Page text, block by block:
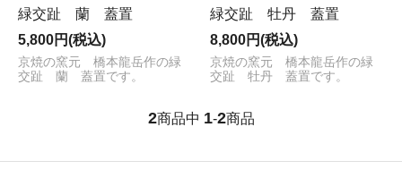
緑交趾 蘭 蓋置
5,800円(税込)
京焼の窯元 橋本龍岳作の緑
交趾 蘭 蓋置です。
緑交趾 牡丹 蓋置
8,800円(税込)
京焼の窯元 橋本龍岳作の緑
交趾 牡丹 蓋置です。
2商品中 1-2商品